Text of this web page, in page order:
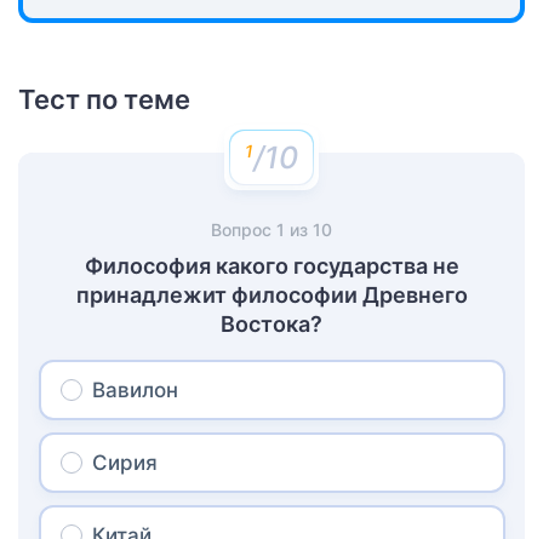
Тест по теме
/10
Вопрос 1 из 10
Философия какого государства не
принадлежит философии Древнего
Востока?
Вавилон
Сирия